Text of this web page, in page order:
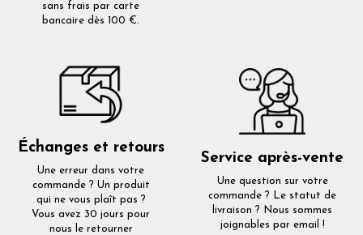
sans frais par carte
bancaire dès 100 €.
Échanges et retours
Une erreur dans votre
commande ? Un produit
qui ne vous plaît pas ?
Vous avez 30 jours pour
nous le retourner
Service après-vente
Une question sur votre
commande ? Le statut de
livraison ? Nous sommes
joignables par email !